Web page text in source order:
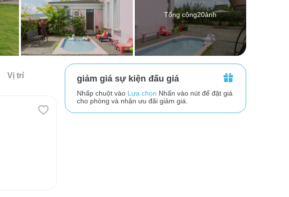
Tổng cộng20ảnh
Vị trí giảm giá sự kiện đấu giá
Nhấp chuột vàoLựa chọn Nhấn vào nút để đặt giá
cho phòng và nhận ưu đãi giảm giá.